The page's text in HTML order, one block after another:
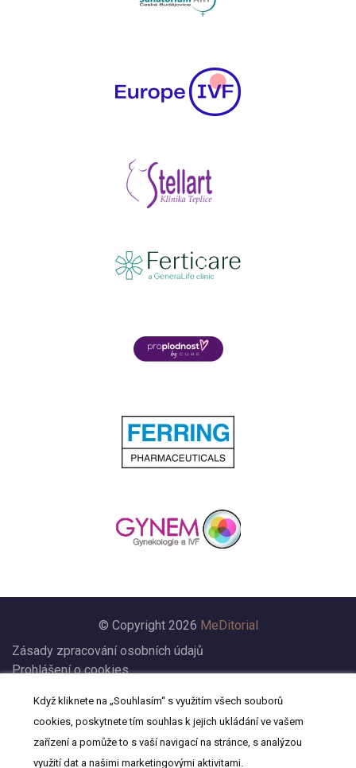
© Copyright 2026 MeDitorial
Zásady zpracování osobních údajů
Prohlášení o cookies
Prohlášení
Kontakt
Když kliknete na „Souhlasím“ s využitím všech souborů
cookies, poskytnete tím souhlas k jejich ukládání ve vašem
zařízení a pomůže to s vaší navigací na stránce, s analýzou
využití dat a našimi marketingovými aktivitami.